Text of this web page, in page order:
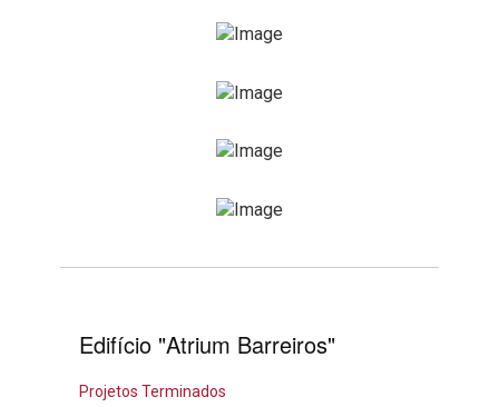
Edifício "Atrium Barreiros"
Projetos Terminados